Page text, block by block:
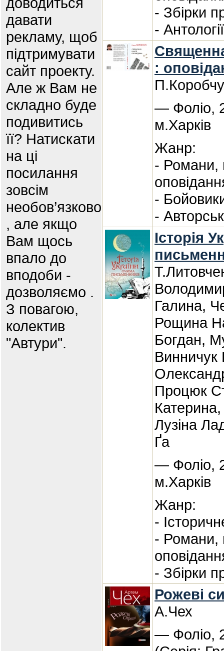
давати
рекламу, щоб
підтримувати
сайт проекту.
Але ж Вам не
складно буде
подивитись
її? Натискати
на ці
посилання
зовсім
необов’язково
, але якщо
Вам щось
впало до
вподоби -
дозволяємо .
З повагою,
колектив
"Автури".
- Збірки
-
:
— Фоліо,
м.Харків
Жанр:
- Романи,
-
-
Історія
Галина,
Рощина
Богдан,
Винничук
Процюк
Лузіна
Ґа
— Фоліо,
м.Харків
Жанр:
-
- Романи,
- Збірки
Рожеві
А.Чех
— Фоліо,